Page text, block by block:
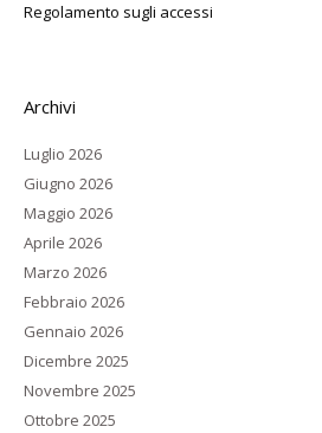
Regolamento sugli accessi
Archivi
Luglio 2026
Giugno 2026
Maggio 2026
Aprile 2026
Marzo 2026
Febbraio 2026
Gennaio 2026
Dicembre 2025
Novembre 2025
Ottobre 2025